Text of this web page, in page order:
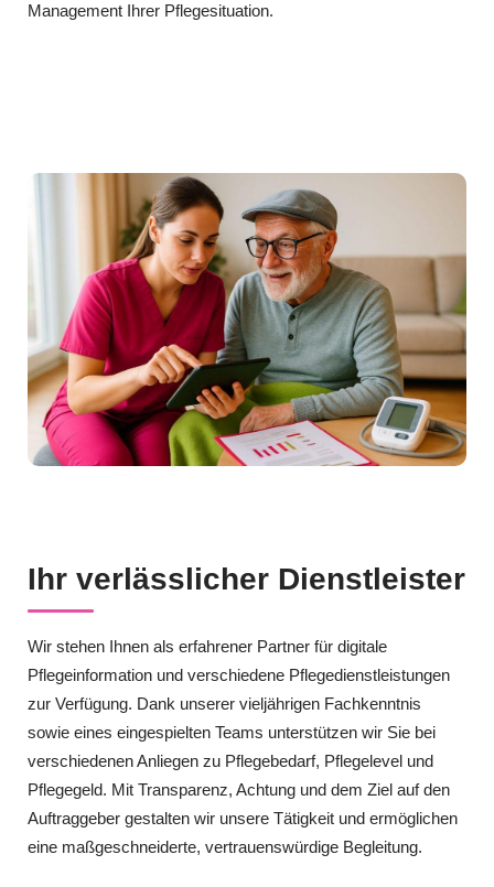
Management Ihrer Pflegesituation.
Ihr verlässlicher Dienstleister
Wir stehen Ihnen als erfahrener Partner für digitale
Pflegeinformation und verschiedene Pflegedienstleistungen
zur Verfügung. Dank unserer vieljährigen Fachkenntnis
sowie eines eingespielten Teams unterstützen wir Sie bei
verschiedenen Anliegen zu Pflegebedarf, Pflegelevel und
Pflegegeld. Mit Transparenz, Achtung und dem Ziel auf den
Auftraggeber gestalten wir unsere Tätigkeit und ermöglichen
eine maßgeschneiderte, vertrauenswürdige Begleitung.